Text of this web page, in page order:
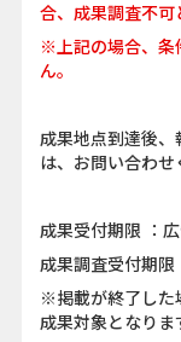
合、成果調査不可
※上記の場合、条
ん。
成果地点到達後
は、お問い合わせ
成果受付期限 ：
成果調査受付期
※掲載が終了した
成果対象となりま